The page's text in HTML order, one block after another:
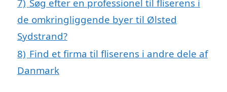
7) Søg efter en professionel til fliserens i
de omkringliggende byer til Ølsted
Sydstrand?
8) Find et firma til fliserens i andre dele af
Danmark